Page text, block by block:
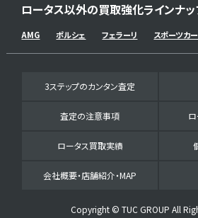
ロータス以外の買取強化ラインナ
AMG ポルシェ フェラーリ スポーツカー
3ステップのカンタン査定
査定の注意事項
ロータス買取実績
会社概要・店舗紹介・MAP
Copyright © TUC GROUP All